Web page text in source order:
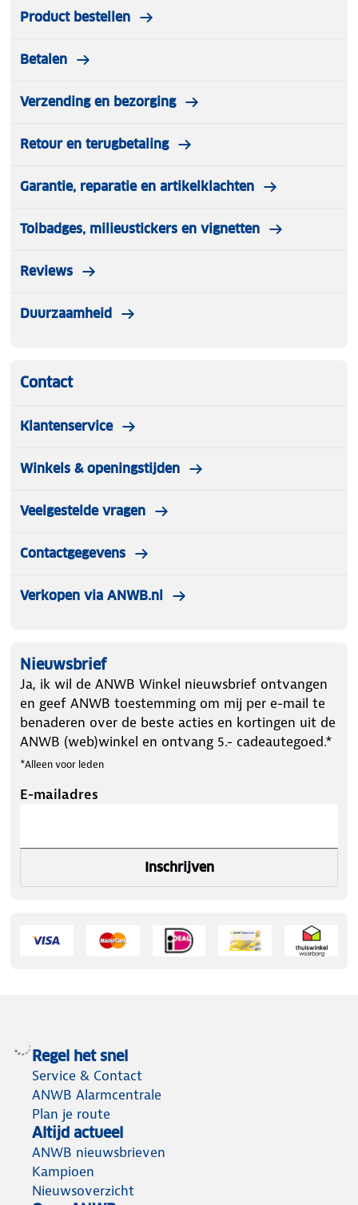
Product bestellen
Betalen
Verzending en bezorging
Retour en terugbetaling
Garantie, reparatie en artikelklachten
Tolbadges, milieustickers en vignetten
Reviews
Duurzaamheid
Contact
Klantenservice
Winkels & openingstijden
Veelgestelde vragen
Contactgegevens
Verkopen via ANWB.nl
Nieuwsbrief
Ja, ik wil de ANWB Winkel nieuwsbrief ontvangen
en geef ANWB toestemming om mij per e-mail te
benaderen over de beste acties en kortingen uit de
ANWB (web)winkel en ontvang 5.- cadeautegoed.*
*Alleen voor leden
E-mailadres
Inschrijven
Regel het snel
Service & Contact
ANWB Alarmcentrale
Plan je route
Altijd actueel
ANWB nieuwsbrieven
Kampioen
Nieuwsoverzicht